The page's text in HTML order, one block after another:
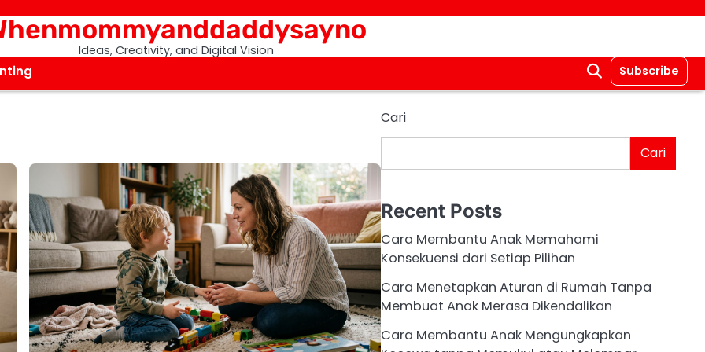
Ideas, Creativity, and Digital Vision
Subscribe
Cari
Cari
Recent Posts
Cara Membantu Anak Memahami
Konsekuensi dari Setiap Pilihan
Cara Menetapkan Aturan di Rumah Tanpa
Membuat Anak Merasa Dikendalikan
Cara Membantu Anak Mengungkapkan